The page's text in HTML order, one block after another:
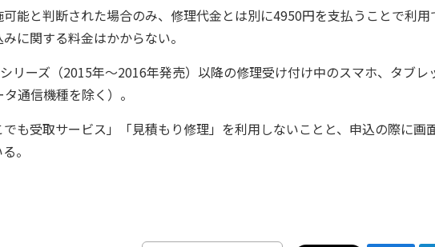
能と判断された場合のみ、修理代金とは別に4950円を支払うことで利用
に関する料金はかからない。
リーズ（2015年～2016年発売）以降の修理受け付け中のスマホ、タブレ
通信機種を除く）。
も受取サービス」「見積もり修理」を利用しないことと、申込の際に画
。